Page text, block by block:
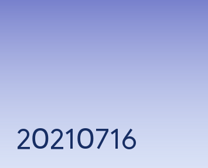
20210716